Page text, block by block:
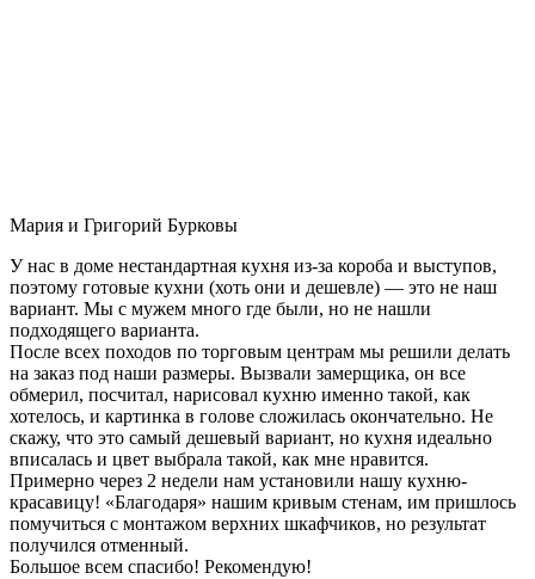
Мария и Григорий Бурковы
У нас в доме нестандартная кухня из-за короба и выступов,
поэтому готовые кухни (хоть они и дешевле) — это не наш
вариант. Мы с мужем много где были, но не нашли
подходящего варианта.
После всех походов по торговым центрам мы решили делать
на заказ под наши размеры. Вызвали замерщика, он все
обмерил, посчитал, нарисовал кухню именно такой, как
хотелось, и картинка в голове сложилась окончательно. Не
скажу, что это самый дешевый вариант, но кухня идеально
вписалась и цвет выбрала такой, как мне нравится.
Примерно через 2 недели нам установили нашу кухню-
красавицу! «Благодаря» нашим кривым стенам, им пришлось
помучиться с монтажом верхних шкафчиков, но результат
получился отменный.
Большое всем спасибо! Рекомендую!